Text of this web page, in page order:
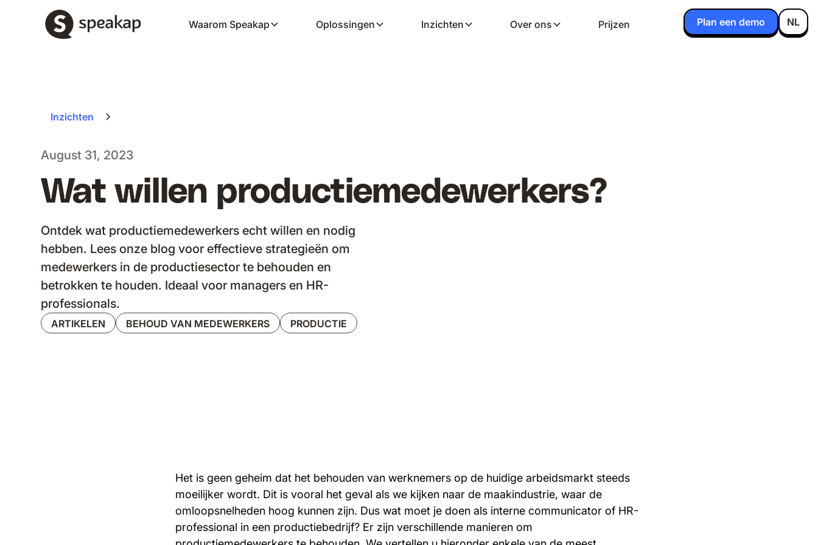
Waarom Speakap Oplossingen Inzichten Over ons Prijzen Plan een demo NL
Inzichten
August 31, 2023
Wat willen productiemedewerkers?
Ontdek wat productiemedewerkers echt willen en nodig
hebben. Lees onze blog voor effectieve strategieën om
medewerkers in de productiesector te behouden en
betrokken te houden. Ideaal voor managers en HR-
professionals.
ARTIKELEN BEHOUD VAN MEDEWERKERS PRODUCTIE
Het is geen geheim dat het behouden van werknemers op de huidige arbeidsmarkt steeds
moeilijker wordt. Dit is vooral het geval als we kijken naar de maakindustrie, waar de
omloopsnelheden hoog kunnen zijn. Dus wat moet je doen als interne communicator of HR-
professional in een productiebedrijf? Er zijn verschillende manieren om